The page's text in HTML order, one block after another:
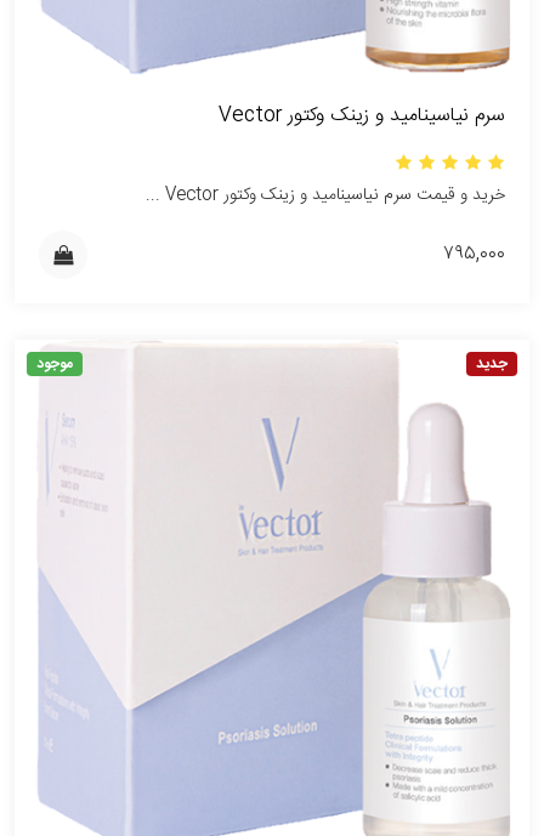
سرم نیاسینامید و زینک وکتور Vector
خرید و قیمت سرم نیاسینامید و زینک وکتور Vector ...
۷۹۵,۰۰۰
جدید موجود